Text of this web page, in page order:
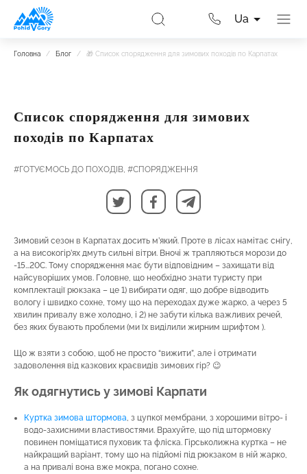
Ua
Головна / Блог / 🎁 Список спорядження для зимових походів по Карпатах
Список спорядження для зимових
походів по Карпатах
#ГОТУЄМОСЬ ДО ПОХОДІВ, #СПОРЯДЖЕННЯ
Зимовий сезон в Карпатах досить м’який. Проте в лісах намітає снігу,
а на високогір’ях дмуть сильні вітри. Вночі ж трапляються морози до
-15…20С. Тому спорядження має бути відповідним – захищати від
найсуворіших умов. Головне, що необхідно знати туристу при
комплектації рюкзака – це 1) вибирати одяг, що добре відводить
вологу і швидко сохне, тому що на переходах дуже жарко, а через 5
хвилин привалу вже холодно, і 2) не забути кілька важливих речей,
без яких бувають проблеми (ми їх виділили жирним шрифтом ).
Що ж взяти з собою, щоб не просто “вижити”, але і отримати
задоволення від казкових краєвидів зимових гір? 😉
Як одягнутись у зимові Карпати
Куртка зимова штормова, з цупкої мембрани, з хорошими вітро- і
водо-захисними властивостями. Врахуйте, що під штормовку
повинен поміщатися пуховик та фліска. Гірськолижна куртка – не
найкращий варіант, тому що на підйомі під рюкзаком в ній жарко,
а на привалі вона вже мокра, погано сохне.